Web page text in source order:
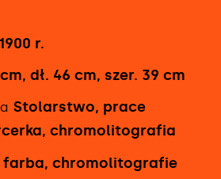
r.
dł. 46 cm, szer. 39 cm
Stolarstwo, prace
chromolitografia
farba, chromolitografie